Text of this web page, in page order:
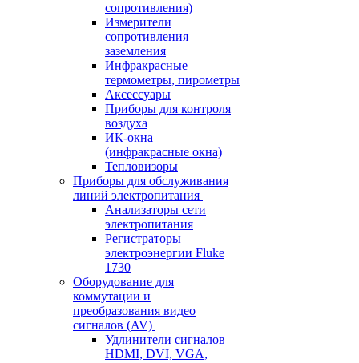
сопротивления)
Измерители
сопротивления
заземления
Инфракрасные
термометры, пирометры
Аксессуары
Приборы для контроля
воздуха
ИК-окна
(инфракрасные окна)
Тепловизоры
Приборы для обслуживания
линий электропитания
Анализаторы сети
электропитания
Регистраторы
электроэнергии Fluke
1730
Оборудование для
коммутации и
преобразования видео
сигналов (AV)
Удлинители сигналов
HDMI, DVI, VGA,